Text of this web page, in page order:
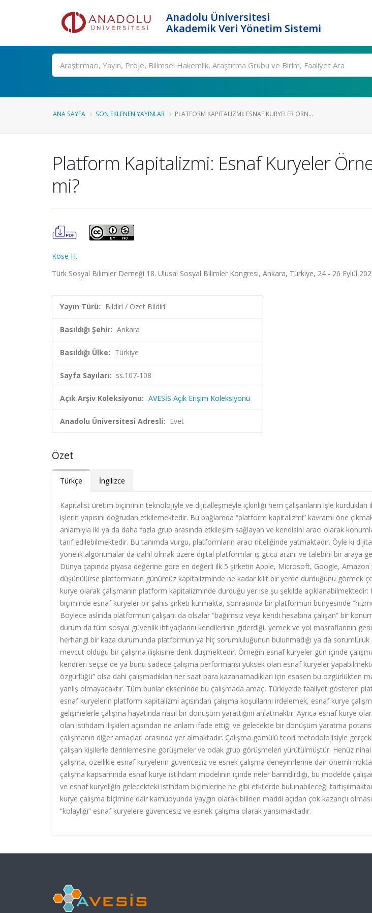
Anadolu Üniversitesi
Akademik Veri Yönetim Sistemi
Ara
ANA SAYFA SON EKLENEN YAYINLAR PLATFORM KAPITALIZMI: ESNAF KURYELER ÖRN...
Platform Kapitalizmi: Esnaf Kuryeler
mi?
Köse H.
Türk Sosyal Bilimler Derneği 18. Ulusal Sosyal Bilimler Kongresi, Ankara, Türkiye, 24 - 26 Eylül
Yayın Türü: Bildiri / Özet Bildiri
Basıldığı Şehir: Ankara
Basıldığı Ülke: Türkiye
Sayfa Sayıları: ss.107-108
Açık Arşiv Koleksiyonu: AVESİS Açık Erişim Koleksiyonu
Anadolu Üniversitesi Adresli: Evet
Özet
Türkçe İngilizce
Kapitalist üretim biçiminin teknolojiyle ve dijitalleşmeyle içkinliği hem çalışanların işle
işlerin yapısını doğrudan etkilemektedir. Bu bağlamda “platform kapitalizmi” kavramı öne
anlamıyla iki ya da daha fazla grup arasında etkileşim sağlayan ve kendisini aracı olarak
tarif edilebilmektedir. Bu tanımda vurgu, platformların aracı niteliğinde yatmaktadır. Öyle ki
yönelik algoritmalar da dahil olmak üzere dijital platformlar iş gücü arzını ve talebini bir araya
Dünya çapında piyasa değerine göre en değerli ilk 5 şirketin Apple, Microsoft, Google,
düşünülürse platformların günümüz kapitalizminde ne kadar kilit bir yerde durduğunu görmek
kurye olarak çalışmanın platform kapitalizminde durduğu yer ise şu şekilde açıklanabilmektedir:
biçiminde esnaf kuryeler bir şahıs şirketi kurmakta, sonrasında bir platformun bünyesinde
Böylece aslında platformun çalışanı da olsalar “bağımsız veya kendi hesabına çalışan” bir
durum da tüm sosyal güvenlik ihtiyaçlarını kendilerinin giderdiği, yemek ve yol masraflarının
herhangi bir kaza durumunda platformun ya hiç sorumluluğunun bulunmadığı ya da
mevcut olduğu bir çalışma ilişkisine denk düşmektedir. Örneğin esnaf kuryeler gün içinde
kendileri seçse de ya bunu sadece çalışma performansı yüksek olan esnaf kuryeler
özgürlüğü” olsa dahi çalışmadıkları her saat para kazanamadıkları için esasen bu özgürlükten
yanlış olmayacaktır. Tüm bunlar ekseninde bu çalışmada amaç, Türkiye’de faaliyet gösteren
esnaf kuryelerin platform kapitalizmi açısından çalışma koşullarını irdelemek, esnaf kurye
gelişmelerle çalışma hayatında nasıl bir dönüşüm yarattığını anlatmaktır. Ayrıca esnaf kurye
olan istihdam ilişkileri açısından ne anlam ifade ettiği ve gelecekte bir dönüşüm yaratma
çalışmanın diğer amaçları arasında yer almaktadır. Çalışma gömülü teori metodolojisiyle
çalışan kişilerle derinlemesine görüşmeler ve odak grup görüşmeleri yürütülmüştür. Henüz
çalışma, özellikle esnaf kuryelerin güvencesiz ve esnek çalışma deneyimlerine dair önemli
çalışma kapsamında esnaf kurye istihdam modelinin içinde neler barındırdığı, bu modelde
ve esnaf kuryeliğin gelecekteki istihdam biçimlerine ne gibi etkilerde bulunabileceği
kurye çalışma biçimine dair kamuoyunda yaygın olarak bilinen maddi açıdan çok kazançlı
“kolaylığı” esnaf kuryelere güvencesiz ve esnek çalışma olarak yansımaktadır.